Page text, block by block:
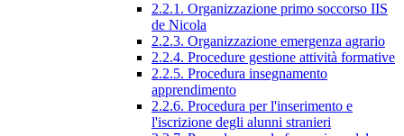
2.2.1. Organizzazione primo soccorso IIS
de Nicola
2.2.3. Organizzazione emergenza agrario
2.2.4. Procedure gestione attività formative
2.2.5. Procedura insegnamento
apprendimento
2.2.6. Procedura per l'inserimento e
l'iscrizione degli alunni stranieri